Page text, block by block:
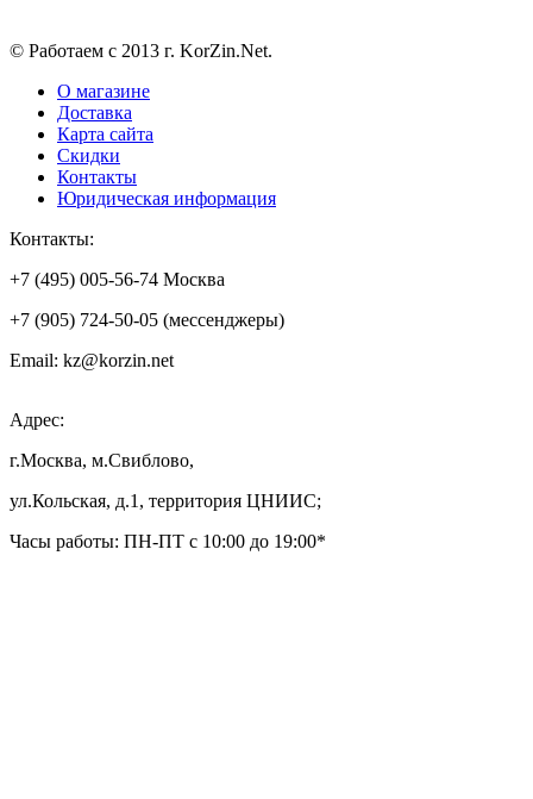
© Работаем с 2013 г. KorZin.Net.
О магазине
Доставка
Карта сайта
Скидки
Контакты
Юридическая информация
Контакты:
+7 (495) 005-56-74 Москва
+7 (905) 724-50-05 (мессенджеры)
Email: kz@korzin.net
Адрес:
г.Москва, м.Свиблово,
ул.Кольская, д.1, территория ЦНИИС;
Часы работы: ПН-ПТ с 10:00 до 19:00*